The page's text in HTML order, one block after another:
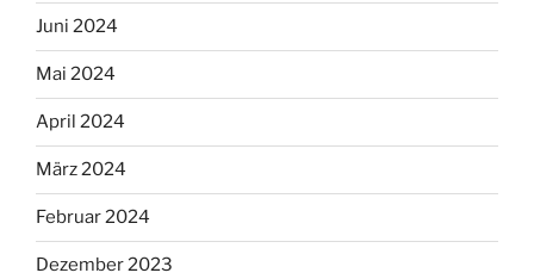
Juni 2024
Mai 2024
April 2024
März 2024
Februar 2024
Dezember 2023